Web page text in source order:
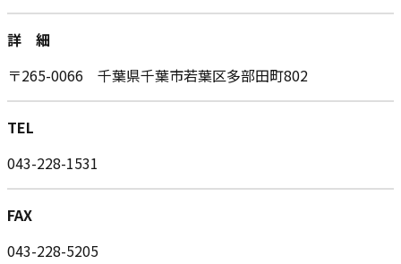
詳 細
〒265-0066 千葉県千葉市若葉区多部田町802
TEL
043-228-1531
FAX
043-228-5205